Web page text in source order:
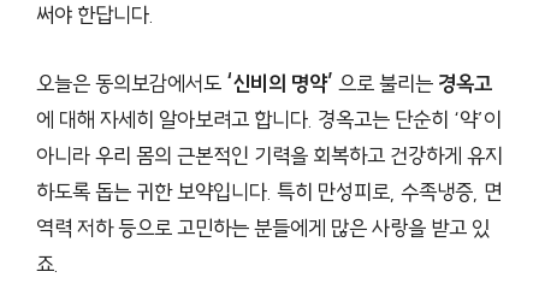
써야 한답니다.
오늘은 동의보감에서도 ‘신비의 명약’ 으로 불리는 경옥고
에 대해 자세히 알아보려고 합니다. 경옥고는 단순히 ‘약’이
아니라 우리 몸의 근본적인 기력을 회복하고 건강하게 유지
하도록 돕는 귀한 보약입니다. 특히 만성피로, 수족냉증, 면
역력 저하 등으로 고민하는 분들에게 많은 사랑을 받고 있
죠.